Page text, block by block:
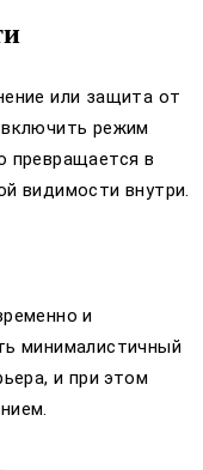
или защита от
режим
превращается в
видимости внутри.
и
минималистичный
и при этом